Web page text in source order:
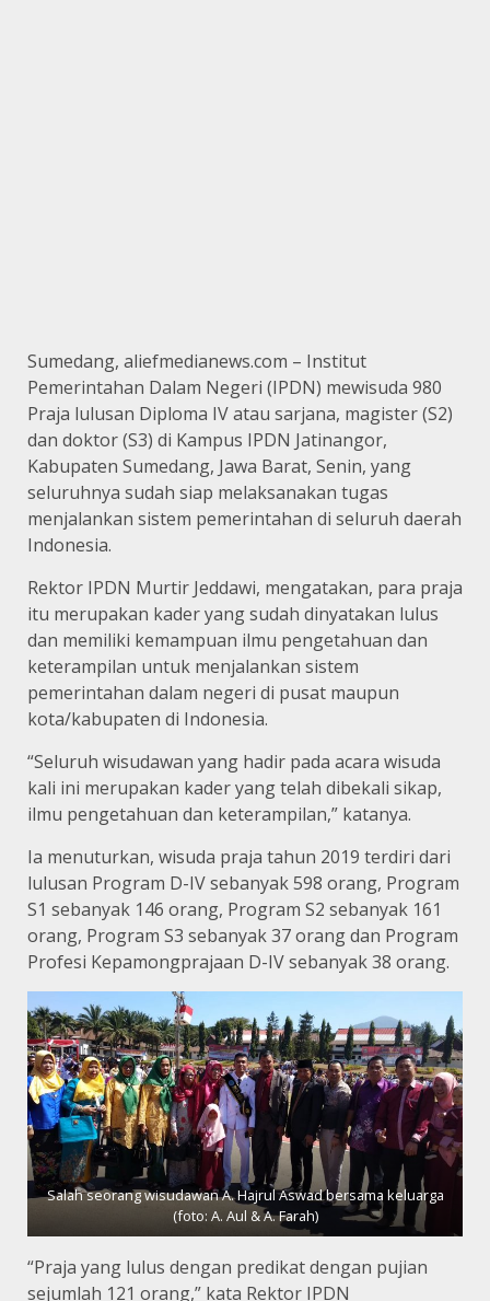
Sumedang, aliefmedianews.com – Institut
Pemerintahan Dalam Negeri (IPDN) mewisuda 980
Praja lulusan Diploma IV atau sarjana, magister (S2)
dan doktor (S3) di Kampus IPDN Jatinangor,
Kabupaten Sumedang, Jawa Barat, Senin, yang
seluruhnya sudah siap melaksanakan tugas
menjalankan sistem pemerintahan di seluruh daerah
Indonesia.
Rektor IPDN Murtir Jeddawi, mengatakan, para praja
itu merupakan kader yang sudah dinyatakan lulus
dan memiliki kemampuan ilmu pengetahuan dan
keterampilan untuk menjalankan sistem
pemerintahan dalam negeri di pusat maupun
kota/kabupaten di Indonesia.
“Seluruh wisudawan yang hadir pada acara wisuda
kali ini merupakan kader yang telah dibekali sikap,
ilmu pengetahuan dan keterampilan,” katanya.
Ia menuturkan, wisuda praja tahun 2019 terdiri dari
lulusan Program D-IV sebanyak 598 orang, Program
S1 sebanyak 146 orang, Program S2 sebanyak 161
orang, Program S3 sebanyak 37 orang dan Program
Profesi Kepamongprajaan D-IV sebanyak 38 orang.
Salah seorang wisudawan A. Hajrul Aswad bersama keluarga
(foto: A. Aul & A. Farah)
“Praja yang lulus dengan predikat dengan pujian
sejumlah 121 orang,” kata Rektor IPDN